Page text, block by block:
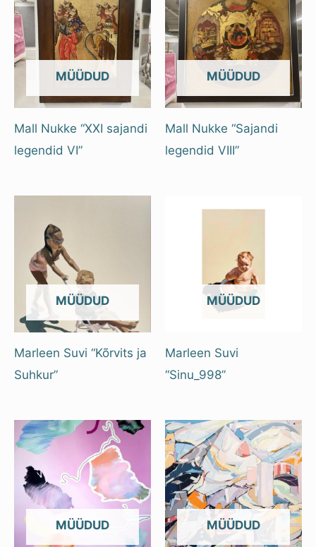
OUT OF STOCK
Mall Nukke “XXI sajandi
legendid VI”
OUT OF STOCK
Mall Nukke “Sajandi
legendid VIII”
OUT OF STOCK
Marleen Suvi “Kõrvits ja
Suhkur”
OUT OF STOCK
Marleen Suvi
“Sinu_998”
OUT OF STOCK OUT OF STOCK